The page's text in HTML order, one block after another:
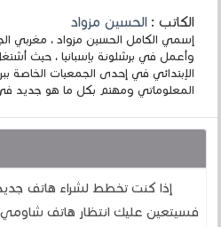
الكاتب :الحسين مزواد
وأعمل في برشلونة بإسبانيا ، حيث
الإبتدائي في إحدى الجمعيات الخاصة
المعلوماتي ومهتم بكل ما هو جديد في
إذا كنت تخطط لشراء هاتف جديد
فسيتعين عليك انتظار هاتف